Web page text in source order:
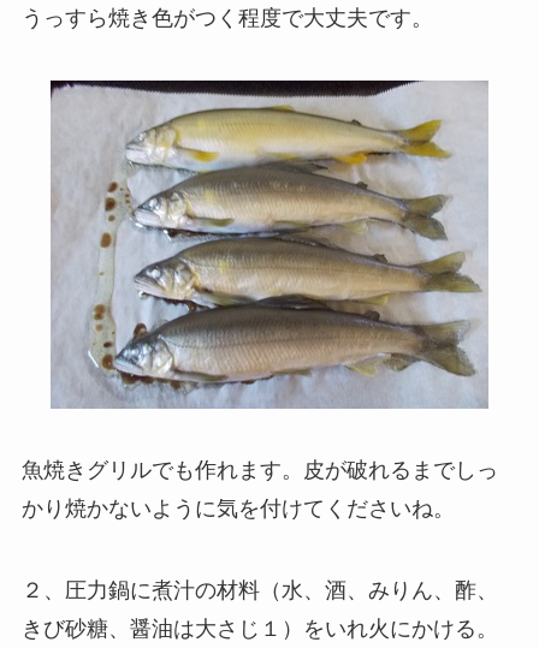
うっすら焼き色がつく程度で大丈夫です。
魚焼きグリルでも作れます。皮が破れるまでしっ
かり焼かないように気を付けてくださいね。
２、圧力鍋に煮汁の材料（水、酒、みりん、酢、
きび砂糖、醤油は大さじ１）
をいれ火にかける。